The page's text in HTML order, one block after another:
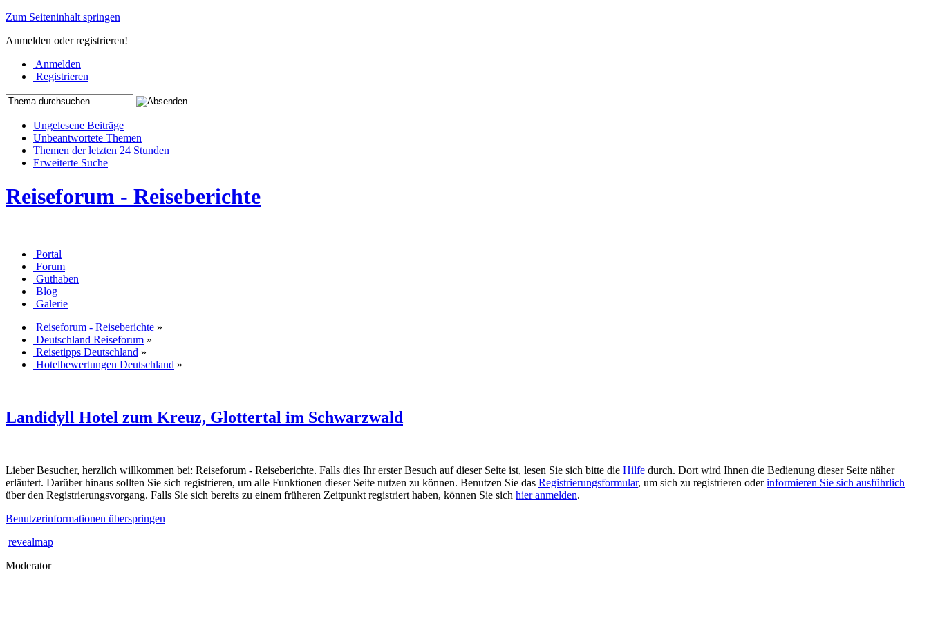
Zum Seiteninhalt springen
Anmelden oder registrieren!
Anmelden
Registrieren
Ungelesene Beiträge
Unbeantwortete Themen
Themen der letzten 24 Stunden
Erweiterte Suche
Reiseforum - Reiseberichte
Portal
Forum
Guthaben
Blog
Galerie
Reiseforum - Reiseberichte »
Deutschland Reiseforum »
Reisetipps Deutschland »
Hotelbewertungen Deutschland »
Landidyll Hotel zum Kreuz, Glottertal im Schwarzwald
Lieber Besucher, herzlich willkommen bei: Reiseforum - Reiseberichte. Falls dies Ihr erster Besuch auf dieser Seite ist, lesen Sie sich bitte die Hilfe durch. Dort wird Ihnen die Bedienung dieser Seite näher
erläutert. Darüber hinaus sollten Sie sich registrieren, um alle Funktionen dieser Seite nutzen zu können. Benutzen Sie das Registrierungsformular, um sich zu registrieren oderinformieren Sie sich ausführlich
über den Registrierungsvorgang. Falls Sie sich bereits zu einem früheren Zeitpunkt registriert haben, können Sie sich hier anmelden.
Benutzerinformationen überspringen
revealmap
Moderator